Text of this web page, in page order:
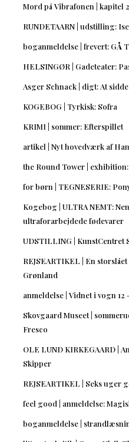
Mord på Vibrafonen | kapitel
RUNDETAARN | udstilling:
boganmeldelse | frevert: GÅ
HELSINGØR | Gadeteater:
Asger Schnack | digt: At
KOGEBOG | Tyrkisk: Sofra
KRIMI | sommer: Efterspillet
artikel | Nyt hovedværk af
the Round Tower | exhibition:
for børn | TEGNESERIE:
Kogebog | ULTRA NEMT:
ultraforarbejdede fødevarer
UDSTILLING | KunstCentret
REJSEARTIKEL | En
Grønland
anmeldelse | Vidnet i vogn
Skovgaard Museet |
Fresco
OLE LUND KIRKEGAARD |
Skipper
REJSEARTIKEL | Seks uger
feel good | anmeldelse:
boganmeldelse |